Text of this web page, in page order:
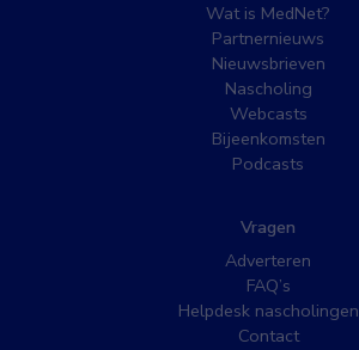
Wat is MedNet?
Partnernieuws
Nieuwsbrieven
Nascholing
Webcasts
Bijeenkomsten
Podcasts
Vragen
Adverteren
FAQ’s
Helpdesk nascholingen
Contact